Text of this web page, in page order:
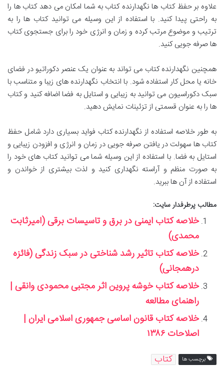
علاوه بر حفظ کتاب ها نگهدارنده کتاب به شما امکان می دهد کتاب ها را
به راحتی پیدا کنید. با استفاده از این وسیله می توانید کتاب ها را به
ترتیب و موضوع مرتب کرده و زمان و انرژی خود را برای جستجوی کتاب
ها صرفه جویی کنید.
همچنین نگهدارنده کتاب می تواند به عنوان یک عنصر دکوراتیو در فضای
خانه یا محل کار استفاده شود. با انتخاب نگهدارنده های زیبا و متناسب با
سبک دکوراسیون می توانید به زیبایی و استایل به فضا اضافه کنید و کتاب
ها را به عنوان قسمتی از تزئینات نمایش دهید.
به طور خلاصه استفاده از نگهدارنده کتاب فواید بسیاری دارد شامل حفظ
کتاب ها سهولت در یافتن صرفه جویی در زمان و انرژی و افزودن زیبایی و
استایل به فضا. با استفاده از این وسیله شما می توانید کتاب های خود را
به صورت منظم و آراسته نگهداری کنید و لذت بیشتری از خواندن و
استفاده از آن ها ببرید.
مطالب پرطرفدار سایت:
خلاصه کتاب ایمنی در برق و تاسیسات برقی (امیرثابت
محمدی)
خلاصه کتاب تاثیر رشد شناختی در سبک زندگی (فائزه
درهمجانی)
خلاصه کتاب خوشه پروین اثر مجتبی محمودی وانقی |
راهنمای مطالعه
خلاصه کتاب قانون اساسی جمهوری اسلامی ایران |
اصلاحات ۱۳۸۶
برچسب ها کتاب